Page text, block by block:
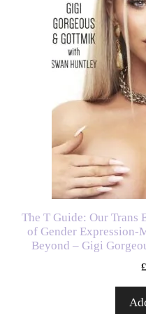
The T Guide: Our Trans
of Gender Expression-
Beyond – Gigi
£